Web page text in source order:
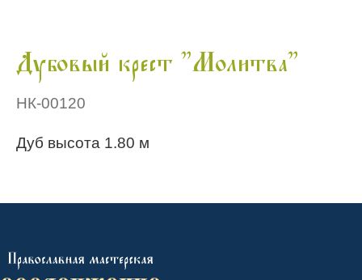
Дубовый крест "Молитва"
НК-00120
Дуб высота 1.80 м